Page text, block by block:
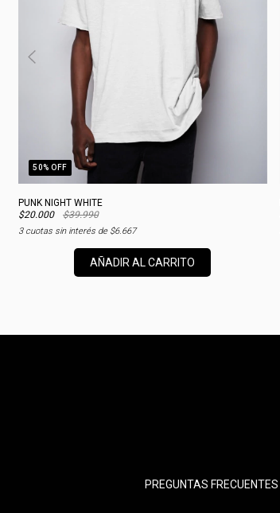
50% OFF
PUNK NIGHT WHITE
$20.000
$39.990
3cuotas sin interés de $6.667
AÑADIR AL CARRITO
PREGUNTAS FRECUENTES